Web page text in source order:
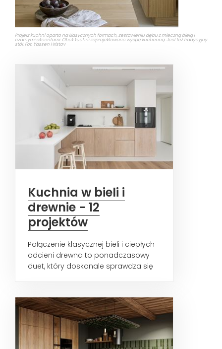
Projekt kuchni oparto na klasycznych formach, zestawieniu dębu z mleczną bielą i
czarnymi akcentami. Obok kuchni zaprojektowano wyspę kuchenną. Jest też tradycyjny
stół. Fot. Yassen Hristov
Kuchnia w bieli i
drewnie - 12
projektów
Połączenie klasycznej bieli i ciepłych
odcieni drewna to ponadczasowy
duet, który doskonale sprawdza się